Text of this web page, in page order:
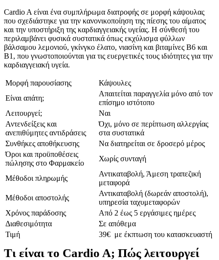
Cardio A είναι ένα συμπλήρωμα διατροφής σε μορφή κάψουλας
που σχεδιάστηκε για την κανονικοποίηση της πίεσης του αίματος
και την υποστήριξη της καρδιαγγειακής υγείας. Η σύνθεσή του
περιλαμβάνει φυσικά συστατικά όπως εκχύλισμα φύλλων
βάλσαμου λεμονιού, γκίνγκο έλατο, νιασίνη και βιταμίνες Β6 και
Β1, που γνωστοποιούνται για τις ευεργετικές τους ιδιότητες για την
καρδιαγγειακή υγεία.
Μορφή παρουσίασης
Κάψουλες
Είναι απάτη;
Απαιτείται παραγγελία μόνο από τον
επίσημο ιστότοπο
Λειτουργεί;
Ναι
Αντενδείξεις και
ανεπιθύμητες αντιδράσεις
Όχι, μόνο σε περίπτωση αλλεργίας
στα συστατικά
Συνθήκες αποθήκευσης
Να διατηρείται σε δροσερό μέρος
Όροι και προϋποθέσεις
πώλησης στο Φαρμακείο
Χωρίς συνταγή
Μέθοδοι πληρωμής
Αντικαταβολή, Άμεση τραπεζική
μεταφορά
Μέθοδοι αποστολής
Αντικαταβολή (δωρεάν αποστολή),
υπηρεσία ταχυμεταφορών
Χρόνος παράδοσης
Από 2 έως 5 εργάσιμες ημέρες
Διαθεσιμότητα
Σε απόθεμα
Τιμή
39€ με έκπτωση του κατασκευαστή
Τι είναι το Cardio A; Πώς λειτουργεί